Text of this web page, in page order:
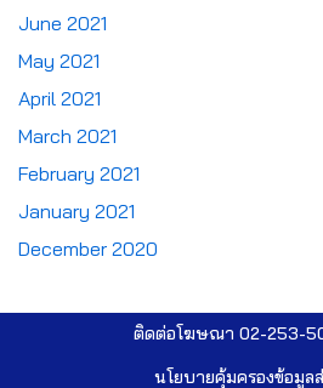
June 2021
May 2021
April 2021
March 2021
February 2021
January 2021
December 2020
ติดต่อโฆษณา 02-253-
นโยบายคุ้มครองข้อมูล